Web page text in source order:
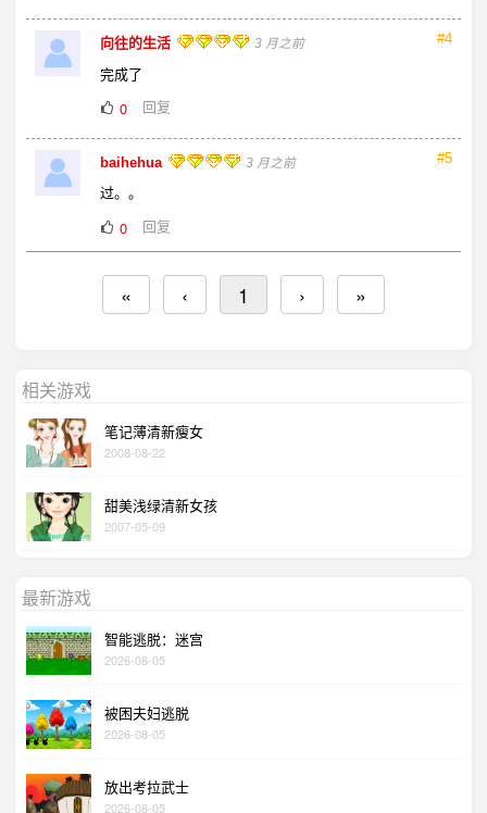
#4
向往的生活 3 月之前
完成了
0
回复
#5
baihehua 3 月之前
过。。
0
回复
« ‹ 1 › »
相关游戏
笔记薄清新瘦女
2008-08-22
甜美浅绿清新女孩
2007-05-09
最新游戏
智能逃脱：迷宫
2026-08-05
被困夫妇逃脱
2026-08-05
放出考拉武士
2026-08-05